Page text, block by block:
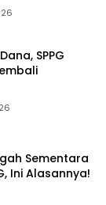
SPPG
Sementara